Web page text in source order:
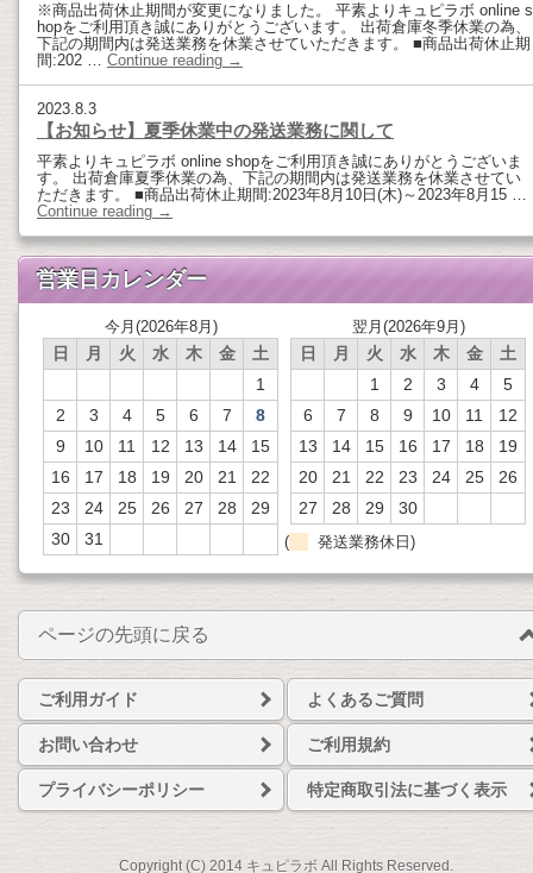
※商品出荷休止期間が変更になりました。 平素よりキュピラボ online s
hopをご利用頂き誠にありがとうございます。 出荷倉庫冬季休業の為、
下記の期間内は発送業務を休業させていただきます。 ■商品出荷休止期
間:202 … Continue reading →
2023.8.3
【お知らせ】夏季休業中の発送業務に関して
平素よりキュピラボ online shopをご利用頂き誠にありがとうございま
す。 出荷倉庫夏季休業の為、下記の期間内は発送業務を休業させてい
ただきます。 ■商品出荷休止期間:2023年8月10日(木)～2023年8月15 …
Continue reading →
営業日カレンダー
今月(2026年8月)
日 月 火 水 木 金
土
1
2
3 4 5 6 7
8
9
10 11 12 13 14
15
16
17 18 19 20 21
22
23
24 25 26 27 28
29
30
31
翌月(2026年9月)
日 月 火 水 木 金
土
1
2 3 4
5
6
7 8 9 10 11
12
13
14 15 16 17 18
19
20
21 22 23 24 25
26
27
28 29 30
( 発送業務休日)
ページの先頭に戻る
ご利用ガイド よくあるご質問
お問い合わせ ご利用規約
プライバシーポリシー 特定商取引法に基づく表示
Copyright (C) 2014 キュピラボ All Rights Reserved.